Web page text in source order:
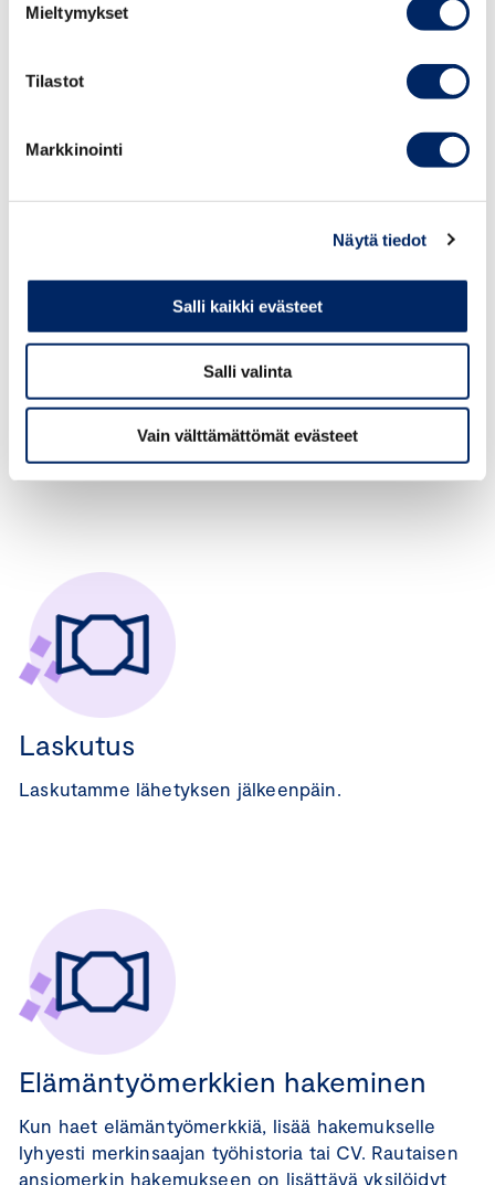
Mieltymykset
Tilastot
Markkinointi
Näytä tiedot
Salli kaikki evästeet
Salli valinta
Vain välttämättömät evästeet
Ansiomerkkejä usealle saajalle
saajan tiedot, paina ”tallenna” ja täytä seuraavan
Jos haet ansiomerkkejä yli kymmenelle
merkinsaajalle, suosittelemme käyttämään Excel-
hakemusta. Lataa lomake itsellesi hakemussivulta ja
lähetä se täytettynä osoitteeseen
Laskutus
Laskutamme lähetyksen jälkeenpäin.
Elämäntyömerkkien hakeminen
Kun haet elämäntyömerkkiä, lisää hakemukselle
lyhyesti merkinsaajan työhistoria tai CV. Rautaisen
ansiomerkin hakemukseen on lisättävä yksilöidyt